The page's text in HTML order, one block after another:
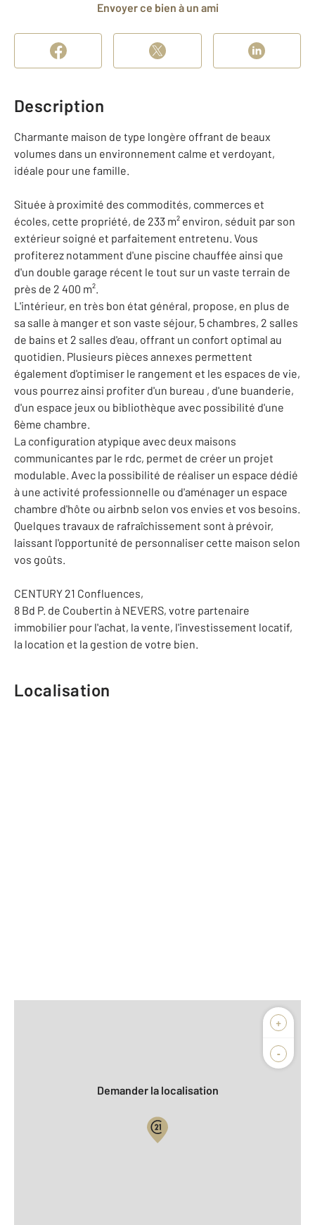
Envoyer ce bien à un ami
Description
Charmante maison de type longère offrant de beaux
volumes dans un environnement calme et verdoyant,
idéale pour une famille.
Située à proximité des commodités, commerces et
écoles, cette propriété, de 233 m² environ, séduit par son
extérieur soigné et parfaitement entretenu. Vous
profiterez notamment d'une piscine chauffée ainsi que
d'un double garage récent le tout sur un vaste terrain de
près de 2 400 m².
L'intérieur, en très bon état général, propose, en plus de
sa salle à manger et son vaste séjour, 5 chambres, 2 salles
de bains et 2 salles d'eau, offrant un confort optimal au
quotidien. Plusieurs pièces annexes permettent
également d'optimiser le rangement et les espaces de vie,
vous pourrez ainsi profiter d'un bureau , d'une buanderie,
d'un espace jeux ou bibliothèque avec possibilité d'une
6ème chambre.
La configuration atypique avec deux maisons
communicantes par le rdc, permet de créer un projet
modulable. Avec la possibilité de réaliser un espace dédié
à une activité professionnelle ou d'aménager un espace
chambre d'hôte ou airbnb selon vos envies et vos besoins.
Quelques travaux de rafraîchissement sont à prévoir,
laissant l'opportunité de personnaliser cette maison selon
vos goûts.
CENTURY 21 Confluences,
8 Bd P. de Coubertin à NEVERS, votre partenaire
immobilier pour l'achat, la vente, l'investissement locatif,
la location et la gestion de votre bien.
Localisation
+
-
Biens vendus
Demander la localisation